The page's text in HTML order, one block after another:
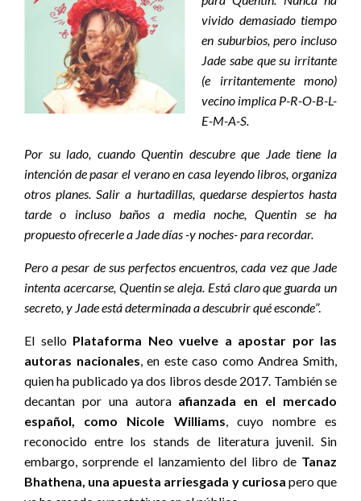
vivido demasiado tiempo
en suburbios, pero incluso
Jade sabe que su irritante
(e irritantemente mono)
vecino implica P-R-O-B-L-
E-M-A-S.
Por su lado, cuando Quentin descubre que Jade tiene la
intención de pasar el verano en casa leyendo libros, organiza
otros planes. Salir a hurtadillas, quedarse despiertos hasta
tarde o incluso baños a media noche, Quentin se ha
propuesto ofrecerle a Jade días -y noches- para recordar.
Pero a pesar de sus perfectos encuentros, cada vez que Jade
intenta acercarse, Quentin se aleja. Está claro que guarda un
secreto, y Jade está determinada a descubrir qué esconde”.
El selloPlataforma Neo vuelve a apostar por las
autoras nacionales, en este caso como Andrea Smith,
quien ha publicado ya dos libros desde 2017. También se
decantan por una autora afianzada en el mercado
español, como Nicole Williams, cuyo nombre es
reconocido entre los stands de literatura juvenil. Sin
embargo, sorprende el lanzamiento del libro de Tanaz
Bhathena, una apuesta arriesgada y curiosa pero que